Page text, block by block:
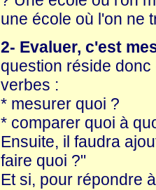
une école où l'on ne
2- Evaluer, c'est
question réside
verbes :
* mesurer quoi ?
* comparer quoi à
Ensuite, il faudra
faire quoi ?"
Et si, pour répondre